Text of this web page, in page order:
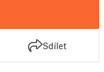
Sdílet